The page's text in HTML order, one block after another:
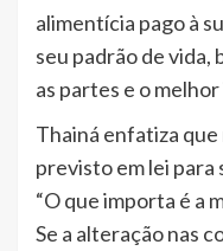
alimentícia pago à
seu padrão de
as partes e o
Thainá enfatiza que
previsto em lei para
“O que importa é a
Se a alteração nas